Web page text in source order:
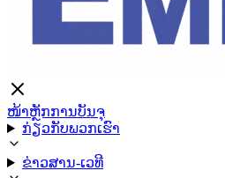
ໜ້າຫຼັກການບັນຈຸ
ກ່ຽວກັບພວກເຮົາ
ຂ່າວສານ-ເວທີ